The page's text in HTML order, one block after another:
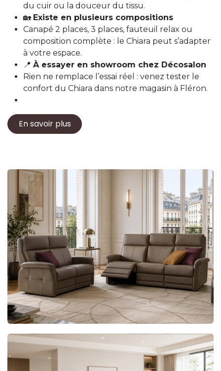
du cuir ou la douceur du tissu.
🏡 Existe en plusieurs compositions
Canapé 2 places, 3 places, fauteuil relax ou
composition complète : le Chiara peut s’adapter
à votre espace.
📍 À essayer en showroom chez Décosalon
Rien ne remplace l’essai réel : venez tester le
confort du Chiara dans notre magasin à Fléron.
En savoir plus